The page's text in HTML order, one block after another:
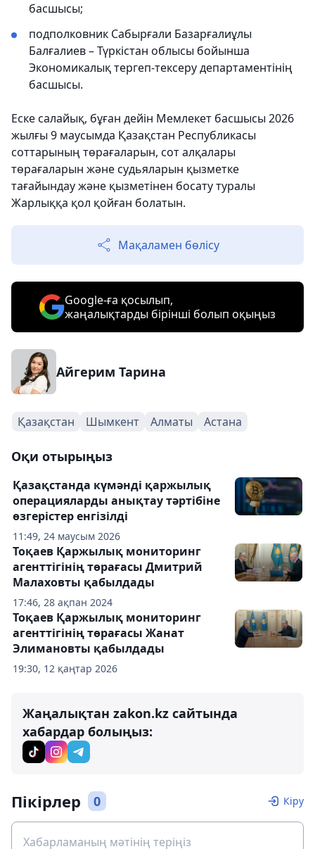
басшысы;
подполковник Сабырғали Базарғалиұлы
Балғалиев – Түркістан облысы бойынша
Экономикалық тергеп-тексеру департаментінің
басшысы.
Еске салайық, бұған дейін Мемлекет басшысы 2026
жылғы 9 маусымда Қазақстан Республикасы
соттарының төрағаларын, сот алқалары
төрағаларын және судьяларын қызметке
тағайындау және қызметінен босату туралы
Жарлыққа қол қойған болатын.
Мақаламен бөлісу
Google-ға қосылып,
жаңалықтарды бірінші болып оқыңыз
Айгерим Тарина
Қазақстан Шымкент Алматы Астана
Оқи отырыңыз
11:49, 24 маусым 2026
Қазақстанда күмәнді қаржылық
операцияларды анықтау тәртібіне
өзгерістер енгізілді
17:46, 28 ақпан 2024
Тоқаев Қаржылық мониторинг
агенттігінің төрағасы Дмитрий
Малаховты қабылдады
19:30, 12 қаңтар 2026
Тоқаев Қаржылық мониторинг
агенттігінің төрағасы Жанат
Элимановты қабылдады
Жаңалықтан zakon.kz сайтында
хабардар болыңыз:
Пікірлер 0 Кіру